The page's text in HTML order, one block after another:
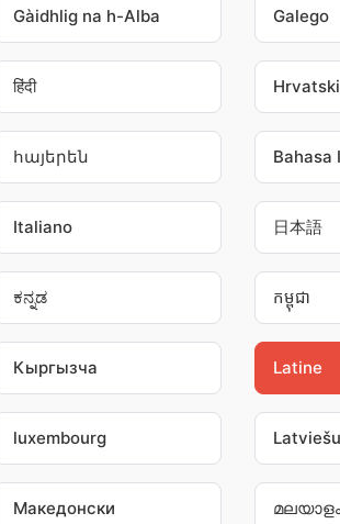
Gàidhlig na h-Alba Galego
हिंदी Hrvatski
հայերեն Bahasa
Italiano 日本語
ಕನ್ನಡ កម្ពុជា
Кыргызча Latine
luxembourg Latviešu
Македонски മലയാളം